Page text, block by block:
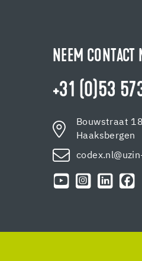
NEEM
+31 (0)53
Bouwstraat
Haaksbergen